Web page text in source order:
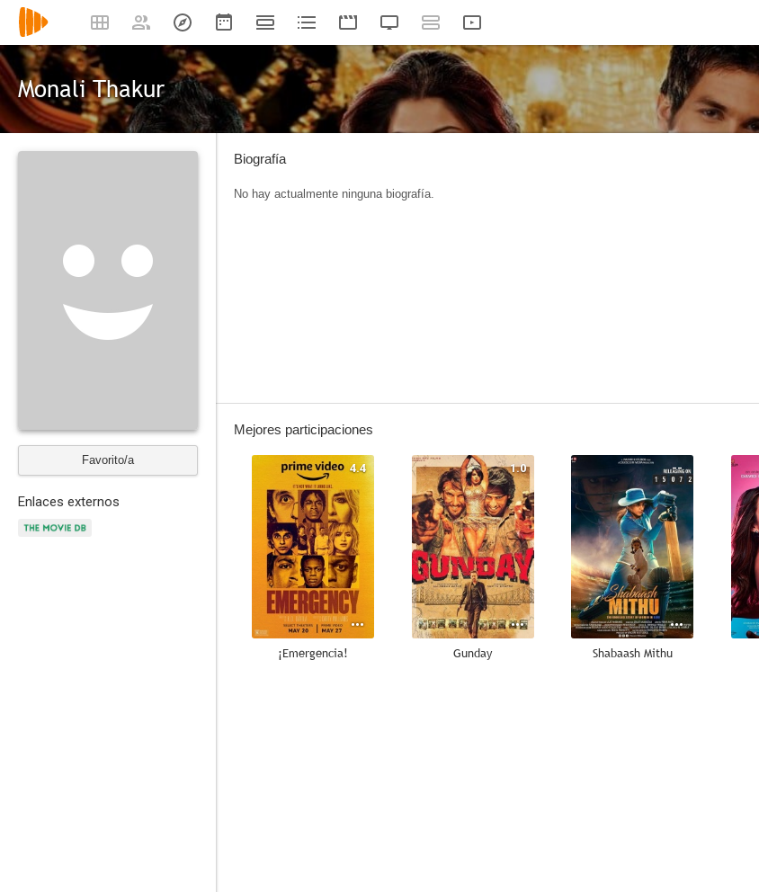
Monali Thakur
Favorito/a
Enlaces externos
Biografía
No hay actualmente ninguna biografía.
Mejores participaciones
4.4
¡Emergencia!
1.0
Gunday
--
Shabaash Mithu